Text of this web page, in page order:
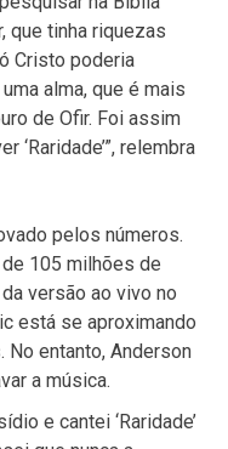
que tinha riquezas
Cristo poderia
alma, que é mais
de Ofir. Foi assim
‘Raridade’”, relembra
pelos números.
105 milhões de
versão ao vivo no
está se aproximando
entanto, Anderson
a música.
e cantei ‘Raridade’